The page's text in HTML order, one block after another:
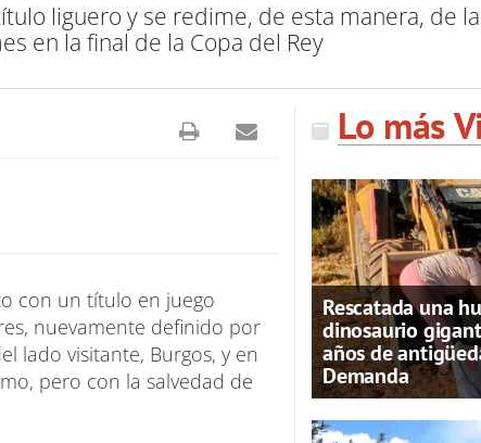
liguero y se redime, de esta manera, de
en la final de la Copa del Rey
con un título en juego
nuevamente definido por
lado visitante, Burgos, y en
pero con la salvedad de
Lo más
Rescatada una
dinosaurio
años de
Demanda